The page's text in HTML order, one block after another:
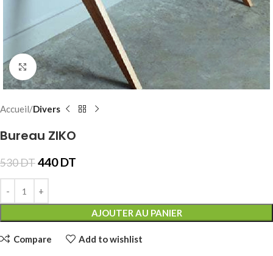
Click to enlarge
Accueil Divers
Bureau ZIKO
530DT440DT
AJOUTER AU PANIER
Compare Add to wishlist